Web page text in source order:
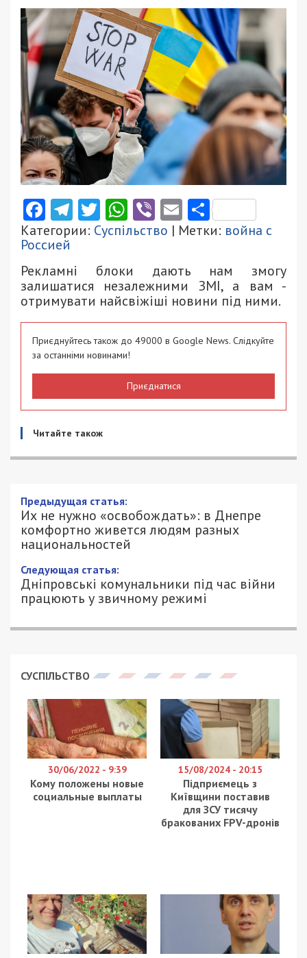
Facebook
Telegram
Twitter
WhatsApp
ViberEmail
Категории: Суспільство | Метки: война с
Россией
Рекламні блоки дають нам змогу
залишатися незалежними ЗМІ, а вам -
отримувати найсвіжіші новини під ними.
Приєднуйтесь також до 49000 в Google News. Слідкуйте
за останніми новинами!
Приєднатися
Читайте також
Предыдущая статья:
Их не нужно «освобождать»: в Днепре
комфортно живется людям разных
национальностей
Следующая статья:
Дніпровські комунальники під час війни
працюють у звичному режимі
СУСПІЛЬСТВО
30/06/2022 - 9:39
Кому положены новые
социальные выплаты
15/08/2024 - 20:15
Підприємець з
Київщини поставив
для ЗСУ тисячу
бракованих FPV-дронів